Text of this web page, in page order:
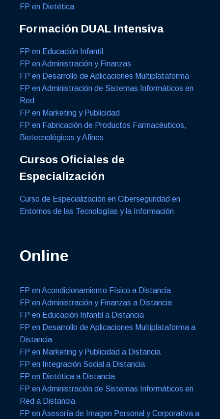
FP en Dietética
Formación DUAL Intensiva
FP en Educación Infantil
FP en Administración y Finanzas
FP en Desarrollo de Aplicaciones Multiplataforma
FP en Administración de Sistemas Informáticos en
Red
FP en Marketing y Publicidad
FP en Fabricación de Productos Farmacéuticos,
Biotecnológicos y Afines
Cursos Oficiales de
Especialización
Curso de Especialización en Ciberseguridad en
Entornos de las Tecnologías y la Información
Online
FP en Acondicionamiento Físico a Distancia
FP en Administración y Finanzas a Distancia
FP en Educación Infantil a Distancia
FP en Desarrollo de Aplicaciones Multiplataforma a
Distancia
FP en Marketing y Publicidad a Distancia
FP en Integración Social a Distancia
FP en Dietética a Distancia
FP en Administración de Sistemas Informáticos en
Red a Distancia
FP en Asesoría de Imagen Personal y Corporativa a